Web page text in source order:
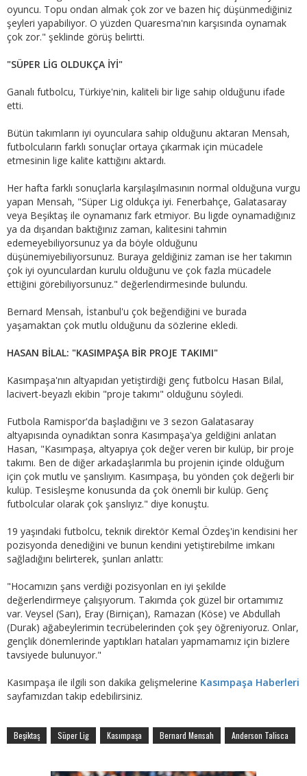
oyuncu. Topu ondan almak çok zor ve bazen hiç düşünmediğiniz
şeyleri yapabiliyor. O yüzden Quaresma'nın karşısında oynamak
çok zor." şeklinde görüş belirtti.
"SÜPER LİG OLDUKÇA İYİ"
Ganalı futbolcu, Türkiye'nin, kaliteli bir lige sahip olduğunu ifade
etti.
Bütün takımların iyi oyunculara sahip olduğunu aktaran Mensah,
futbolcuların farklı sonuçlar ortaya çıkarmak için mücadele
etmesinin lige kalite kattığını aktardı.
Her hafta farklı sonuçlarla karşılaşılmasının normal olduğuna vurgu
yapan Mensah, "Süper Lig oldukça iyi. Fenerbahçe, Galatasaray
veya Beşiktaş ile oynamanız fark etmiyor. Bu ligde oynamadığınız
ya da dışarıdan baktığınız zaman, kalitesini tahmin
edemeyebiliyorsunuz ya da böyle olduğunu
düşünemiyebiliyorsunuz. Buraya geldiğiniz zaman ise her takımın
çok iyi oyunculardan kurulu olduğunu ve çok fazla mücadele
ettiğini görebiliyorsunuz." değerlendirmesinde bulundu.
Bernard Mensah, İstanbul'u çok beğendiğini ve burada
yaşamaktan çok mutlu olduğunu da sözlerine ekledi.
HASAN BİLAL: "KASIMPAŞA BİR PROJE TAKIMI"
Kasımpaşa'nın altyapıdan yetiştirdiği genç futbolcu Hasan Bilal,
lacivert-beyazlı ekibin "proje takımı" olduğunu söyledi.
Futbola Ramispor'da başladığını ve 3 sezon Galatasaray
altyapısında oynadıktan sonra Kasımpaşa'ya geldiğini anlatan
Hasan, "Kasımpaşa, altyapıya çok değer veren bir kulüp, bir proje
takımı. Ben de diğer arkadaşlarımla bu projenin içinde olduğum
için çok mutlu ve şanslıyım. Kasımpaşa, bu yönden çok değerli bir
kulüp. Tesisleşme konusunda da çok önemli bir kulüp. Genç
futbolcular olarak çok şanslıyız." diye konuştu.
19 yaşındaki futbolcu, teknik direktör Kemal Özdeş'in kendisini her
pozisyonda denediğini ve bunun kendini yetiştirebilme imkanı
sağladığını belirterek, şunları anlattı:
"Hocamızın şans verdiği pozisyonları en iyi şekilde
değerlendirmeye çalışıyorum. Takımda çok güzel bir ortamımız
var. Veysel (Sarı), Eray (Birniçan), Ramazan (Köse) ve Abdullah
(Durak) ağabeylerimin tecrübelerinden çok şey öğreniyoruz. Onlar,
gençlik dönemlerinde yaptıkları hataları yapmamamız için bizlere
tavsiyede bulunuyor."
Kasımpaşa ile ilgili son dakika gelişmelerine Kasımpaşa Haberleri
sayfamızdan takip edebilirsiniz.
Beşiktaş Süper Lig Kasımpaşa Bernard Mensah Anderson Talisca